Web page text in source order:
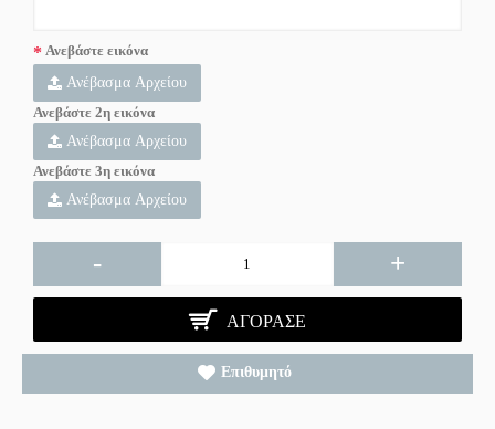
Ανεβάστε εικόνα
Ανέβασμα Αρχείου
Ανεβάστε 2η εικόνα
Ανέβασμα Αρχείου
Ανεβάστε 3η εικόνα
Ανέβασμα Αρχείου
- +
ΑΓΌΡΑΣΕ
Επιθυμητό